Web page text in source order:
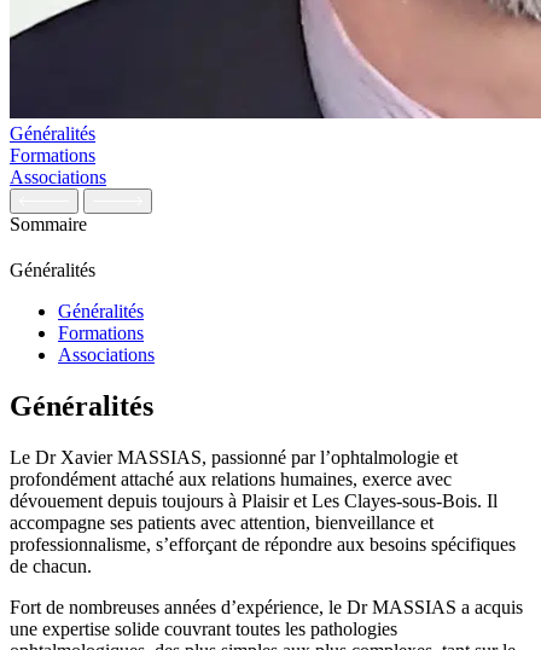
Généralités
Formations
Associations
Sommaire
Généralités
Généralités
Formations
Associations
Généralités
Le Dr Xavier MASSIAS, passionné par l’ophtalmologie et
profondément attaché aux relations humaines, exerce avec
dévouement depuis toujours à Plaisir et Les Clayes-sous-Bois. Il
accompagne ses patients avec attention, bienveillance et
professionnalisme, s’efforçant de répondre aux besoins spécifiques
de chacun.
Fort de nombreuses années d’expérience, le Dr MASSIAS a acquis
une expertise solide couvrant toutes les pathologies